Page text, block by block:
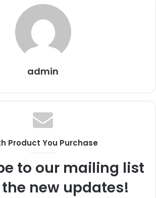
admin
Product You Purchase
to our mailing list
new updates!